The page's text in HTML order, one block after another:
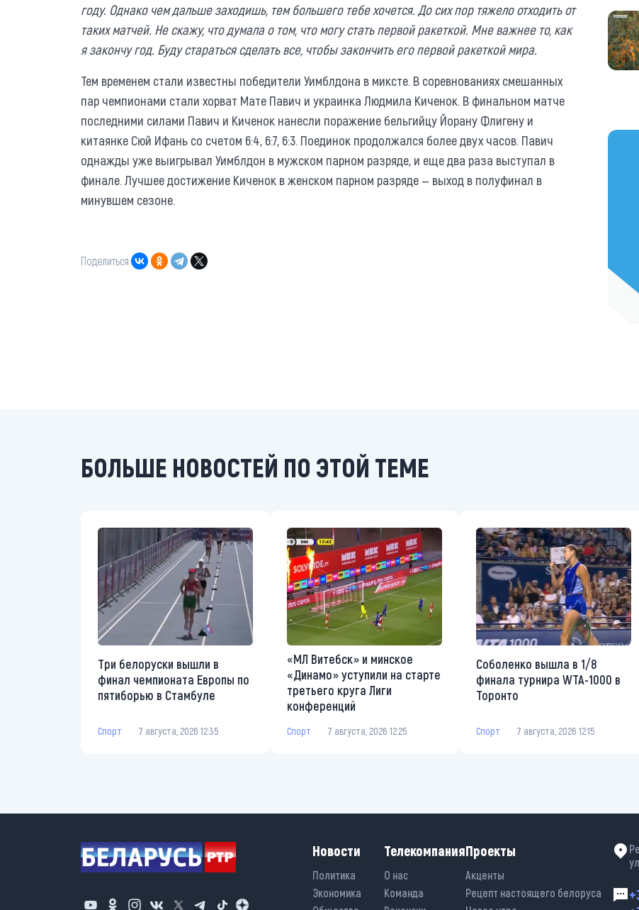
году. Однако чем дальше заходишь, тем большего тебе хочется. До сих пор тяжело отходить от
таких матчей. Не скажу, что думала о том, что могу стать первой ракеткой. Мне важнее то, как
я закончу год. Буду стараться сделать все, чтобы закончить его первой ракеткой мира.
Тем временем стали известны победители Уимблдона в миксте. В соревнованиях смешанных
пар чемпионами стали хорват Мате Павич и украинка Людмила Киченок. В финальном матче
последними силами Павич и Киченок нанесли поражение бельгийцу Йорану Флигену и
китаянке Сюй Ифань со счетом 6:4, 6:7, 6:3. Поединок продолжался более двух часов. Павич
однажды уже выигрывал Уимблдон в мужском парном разряде, и еще два раза выступал в
финале. Лучшее достижение Киченок в женском парном разряде — выход в полуфинал в
минувшем сезоне.
Поделиться:
БОЛЬШЕ НОВОСТЕЙ ПО ЭТОЙ ТЕМЕ
Три белоруски вышли в
финал чемпионата Европы по
пятиборью в Стамбуле
Спорт 7 августа, 2026 12:35
«МЛ Витебск» и минское
«Динамо» уступили на старте
третьего круга Лиги
конференций
Спорт 7 августа, 2026 12:25
Соболенко вышла в 1/8
финала турнира WTA-1000 в
Торонто
Спорт 7 августа, 2026 12:15
Новости
Политика
Экономика
Телекомпания
О нас
Команда
Проекты
Акценты
Рецепт настоящего белоруса